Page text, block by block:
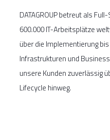
DATAGROUP betreut als
600.000 IT-Arbeitsplätze
über die Implementierung
Infrastrukturen und
unsere Kunden zuverlässig
Lifecycle hinweg.